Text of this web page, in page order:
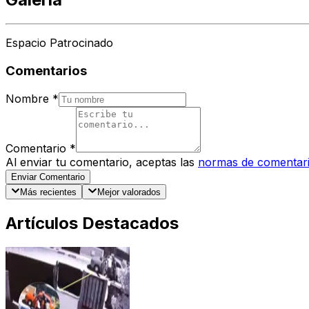
Espacio Patrocinado
Comentarios
Nombre *
Comentario *
Al enviar tu comentario, aceptas las normas de
Enviar Comentario
Más recientes
Mejor valorados
Artículos Destacados